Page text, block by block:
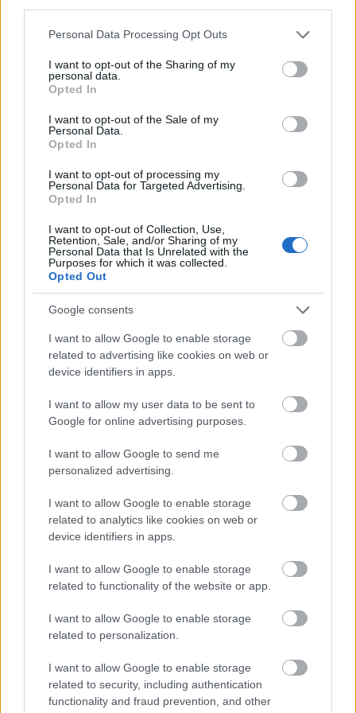
Please note that this website/app uses one or more Google
not limited to your visit or usage behaviour. You may click to
grant or deny consent to Google and its third-party tags to
use your data for below specified purposes in below Google
consent section.
Personal Data Processing Opt Outs
I want to opt-out of the Sharing of my
personal data.
Opted In
I want to opt-out of the Sale of my
Personal Data.
Opted In
I want to opt-out of processing my
Personal Data for Targeted Advertising.
Opted In
I want to opt-out of Collection, Use,
Retention, Sale, and/or Sharing of my
Personal Data that Is Unrelated with the
Purposes for which it was collected.
Opted Out
Google consents
I want to allow Google to enable storage
related to advertising like cookies on web or
device identifiers in apps.
I want to allow my user data to be sent to
Google for online advertising purposes.
I want to allow Google to send me
personalized advertising.
I want to allow Google to enable storage
related to analytics like cookies on web or
device identifiers in apps.
I want to allow Google to enable storage
related to functionality of the website or app.
I want to allow Google to enable storage
related to personalization.
I want to allow Google to enable storage
related to security, including authentication
functionality and fraud prevention, and other
marketing erőfeszítéseiből, kövesse a keresőmotorok
trendjeit, különösen, ha többéves előzményeket
ciklikusan megugrik, mint például az ünnepek.
Számítson erre előre a naptárában, és minden évben
készítsen friss tartalmat. Írjon arra, ami idén az
ünnepek szempontjából releváns.
Használjon kereszthivatkozásokat az inoxbolt
cikkeiben. Minden egyes inoxbolt-cikkében
hivatkozzon az Ön által közzétett más inoxbolt-
cikkekre. Próbáljon meg vendégposztokat készíteni
mások blogjain. Ha olyan hasznos, hozzáadott
értéket képviselő információkról ír, amelyek vonzóak
az olvasóik számára, valószínűleg nem fogják bánni,
ha linkeket fűz a többi inoxbolt-cikkéhez.
Használjon több fiókot az eZineinoxbolt cikkeinél.
Több fiókja is lehet különböző álneveket használva,
ami addig rendben van, amíg továbbra is minőségi
tartalmat tölt fel. Növelje az expozícióját azzal, hogy
különböző íróneveket használ ugyanazokkal a
kulcsszavakkal.
Az inoxbolt cikkmarketing nagyszerű módja az
információ terjesztésének és az üzenete
meghallgatásának az interneten. Az ingyenes,
minőségi tartalom felajánlása azt jelenti, hogy Önt
valószínűleg sok webhelyen fogják újra közzétenni.
Így az Ön ötletei meghallgatásra találnak. Ez
nagyszerű motiváció az írás szempontjából, de
Friss ötleteket keres inoxbolt cikkeihez a saját
beállítani az online híraggregátoroknál, hogy
értesítést kapjon a niche-jeivel kapcsolatos hírekről.
Állítson be egy-egy riasztást hiánypótló témánként,
és mindig tudni fogja a legfrissebb híreket az
érdeklődési körébe tartozó területeken, és ezek
biztosan érdekes, releváns és új témákat inspirálnak